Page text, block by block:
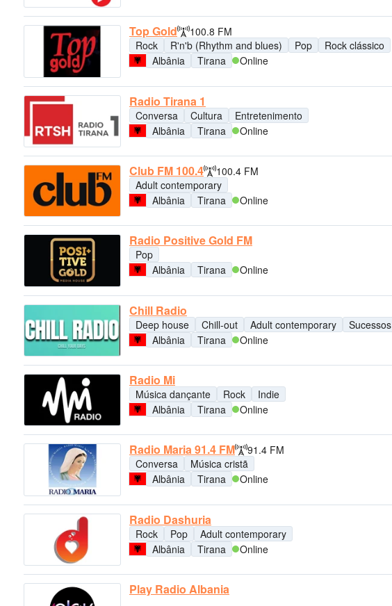
Top Gold
100.8 FM
Rock
R'n'b (Rhythm and blues) Pop
Rock clássico
Albânia
Tirana Online
Radio Tirana 1
Conversa Cultura
Entretenimento
Albânia
Tirana Online
Club FM 100.4
100.4 FM
Adult contemporary
Albânia
Tirana Online
Radio Positive Gold FM
Pop
Albânia
Tirana Online
Chill Radio
Deep house Chill-out Adult contemporary
Sucessos
Albânia
Tirana Online
Radio Mi
Música dançante Rock
Indie
Albânia
Tirana Online
Radio Maria 91.4 FM
91.4 FM
Conversa
Música cristã
Albânia
Tirana Online
Radio Dashuria
Rock Pop
Adult contemporary
Albânia
Tirana Online
Play Radio Albania